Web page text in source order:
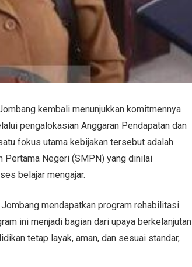
kembali menunjukkan komitmennya
pengalokasian Anggaran Pendapatan dan
fokus utama kebijakan tersebut adalah
Pertama Negeri (SMPN) yang dinilai
belajar mengajar.
mendapatkan program rehabilitasi
ini menjadi bagian dari upaya berkelanjutan
tetap layak, aman, dan sesuai standar,